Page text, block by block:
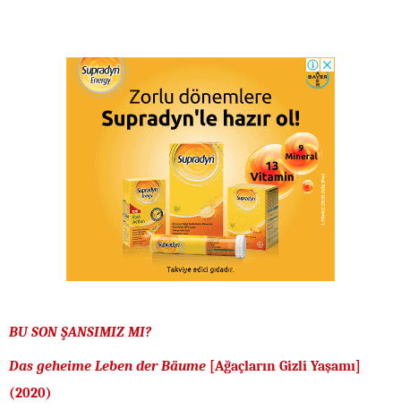
BU SON ŞANSIMIZ MI?
Das geheime Leben der Bäume [Ağaçların Gizli Yaşamı]
(2020)